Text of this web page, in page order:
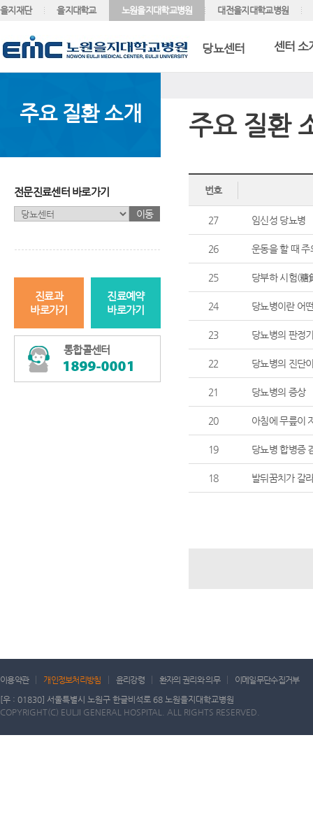
을지재단 을지대학교 노원을지대학교병원 대전을지대학교병원
당뇨센터 센터 소
주요 질환 소개
전문진료센터 바로가기
이동
진료과
바로가기
진료예약
바로가기
통합콜센터
주요 질환
번호
27 임신성 당뇨병
26 운동을 할 때 주
25 당부하 시험(糖
24 당뇨병이란 어
23 당뇨병의 판정
22 당뇨병의 진단
21 당뇨병의 증상
20 아침에 무릎이
19 당뇨병 합병증
18 발뒤꿈치가 갈
이용약관 개인정보처리방침 윤리강령 환자의 권리와 의무
이메일무단수집거부
[우 : 01830] 서울특별시 노원구 한글비석로 68 노원을지대학교병원
COPYRIGHT(C) EULJI GENERAL HOSPITAL. ALL RIGHTS RESERVED.